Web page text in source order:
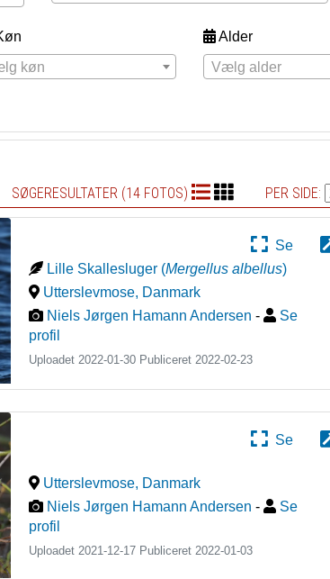
køn
Alder
Vælg alder
SØGERESULTATER (14 FOTOS) PER SIDE:
Se
Lille Skallesluger (Mergellus albellus)
Utterslevmose, Danmark
Niels Jørgen Hamann Andersen -
Se
profil
Uploadet 2022-01-30 Publiceret2022-02-23
Se
Utterslevmose, Danmark
Niels Jørgen Hamann Andersen -
Se
profil
Uploadet 2021-12-17 Publiceret 2022-01-03